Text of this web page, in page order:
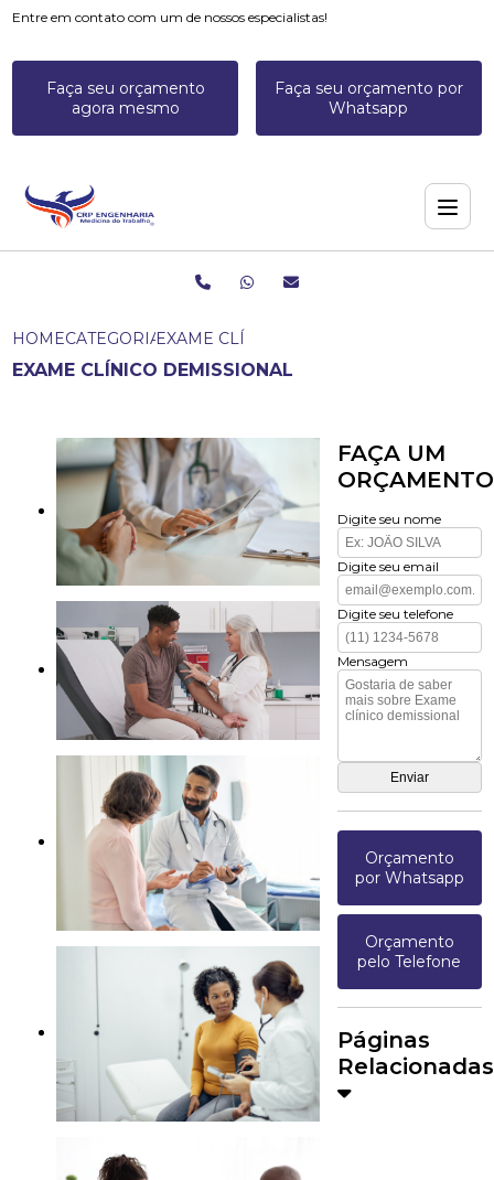
Entre em contato com um de nossos especialistas!
Faça seu orçamento
agora mesmo
Faça seu orçamento por
Whatsapp
HOMECATEGORIASEXAME CLÍNICO DEMISSIONAL
EXAME CLÍNICO DEMISSIONAL
FAÇA UM
ORÇAMENTO
Digite seu nome
Digite seu email
Digite seu telefone
Mensagem
Orçamento
por Whatsapp
Orçamento
pelo Telefone
Páginas
Relacionadas